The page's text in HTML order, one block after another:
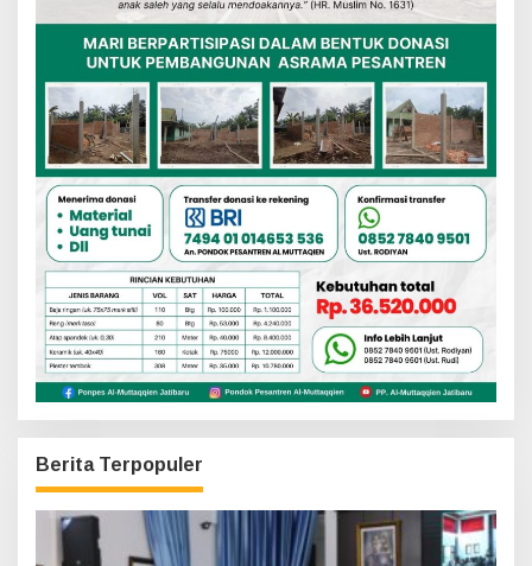
Berita Terpopuler